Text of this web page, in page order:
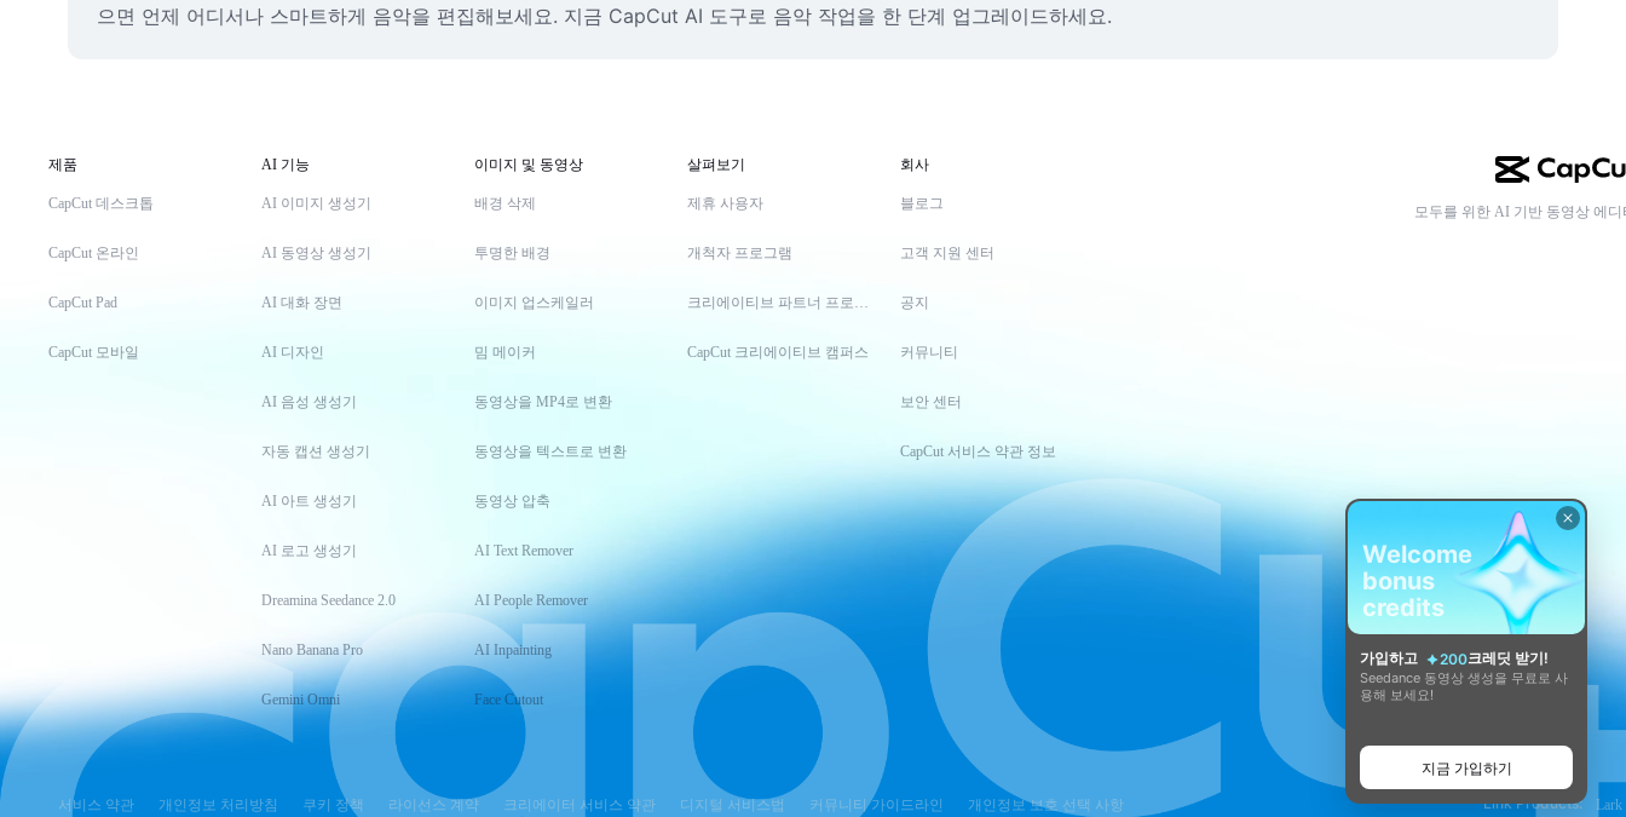
으면 언제 어디서나 스마트하게 음악을 편집해보세요. 지금 CapCut AI 도구로 음악 작업을 한 단계 업그레이드하세요.
제품
CapCut 데스크톱
CapCut 온라인
CapCut Pad
CapCut 모바일
AI 기능
AI 이미지 생성기
AI 동영상 생성기
AI 대화 장면
AI 디자인
AI 음성 생성기
자동 캡션 생성기
AI 아트 생성기
AI 로고 생성기
Dreamina Seedance 2.0
Nano Banana Pro
Gemini Omni
이미지 및 동영상
배경 삭제
투명한 배경
이미지 업스케일러
밈 메이커
동영상을 MP4로 변환
동영상을 텍스트로 변환
동영상 압축
AI Text Remover
AI People Remover
AI Inpainting
Face Cutout
살펴보기
제휴 사용자
개척자 프로그램
크리에이티브 파트너 프로그램
CapCut 크리에이티브 캠퍼스
회사
블로그
고객 지원 센터
공지
커뮤니티
보안 센터
CapCut 서비스 약관 정보
모두를 위한 AI 기반 동영상 에디
서비스 약관 개인정보 처리방침 쿠키 정책 라이선스 계약 크리에이터 서비스 약관 디지털 서비스법 커뮤니티 가이드라인 개인정보 보호 선택 사항 Link Products: Lark
Welcome
bonus
credits
가입하고 200크레딧 받기!
Seedance 동영상 생성을 무료로 사
용해 보세요!
지금 가입하기